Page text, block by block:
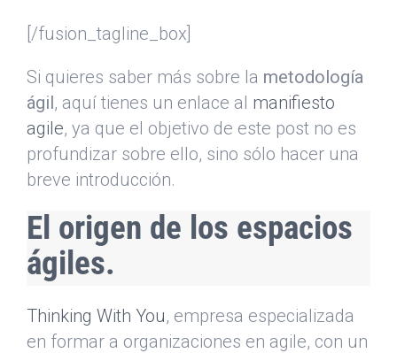
[/fusion_tagline_box]
Si quieres saber más sobre la metodología
ágil, aquí tienes un enlace al manifiesto
agile, ya que el objetivo de este post no es
profundizar sobre ello, sino sólo hacer una
breve introducción.
El origen de los espacios
ágiles.
Thinking With You, empresa especializada
en formar a organizaciones en agile, con un